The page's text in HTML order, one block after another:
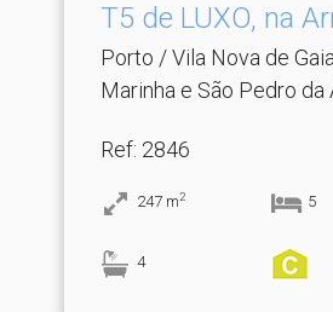
T5 de LUXO, na
Porto / Vila Nova de
Marinha e São Pedro da
Ref: 2846
247 m2 5
4